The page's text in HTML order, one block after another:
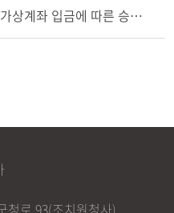
가상계좌 입금에 따른 승인 처리안내
청로 93(조치원청사)